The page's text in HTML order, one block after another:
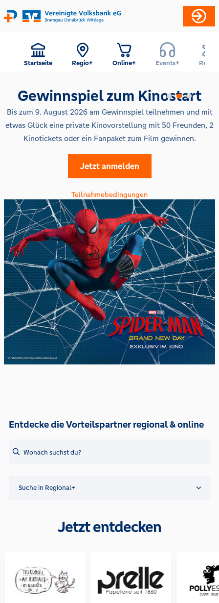
Startseite Regio+ Online+ Events+ Reise+
Gewinnspiel zum Kinostart
Bis zum 9. August 2026 am Gewinnspiel teilnehmen und mit
etwas Glück eine private Kinovorstellung mit 50 Freunden, 2
Kinotickets oder ein Fanpaket zum Film gewinnen.
Jetzt anmelden
Teilnahmebedingungen
Entdecke die Vorteilspartner regional & online
Suche in Regional+
Jetzt entdecken